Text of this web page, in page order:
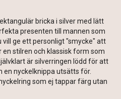
bricka i silver med lätt
presenten till mannen som
ge ett personligt "smycke" att
en stilren och klassisk form som
är silverringen lödd för att
en nyckelknippa utsätts för.
som ej tappar färg utan